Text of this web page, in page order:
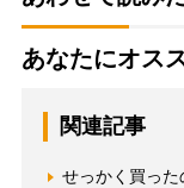
あなたにオス
関連記事
せっかく買っ